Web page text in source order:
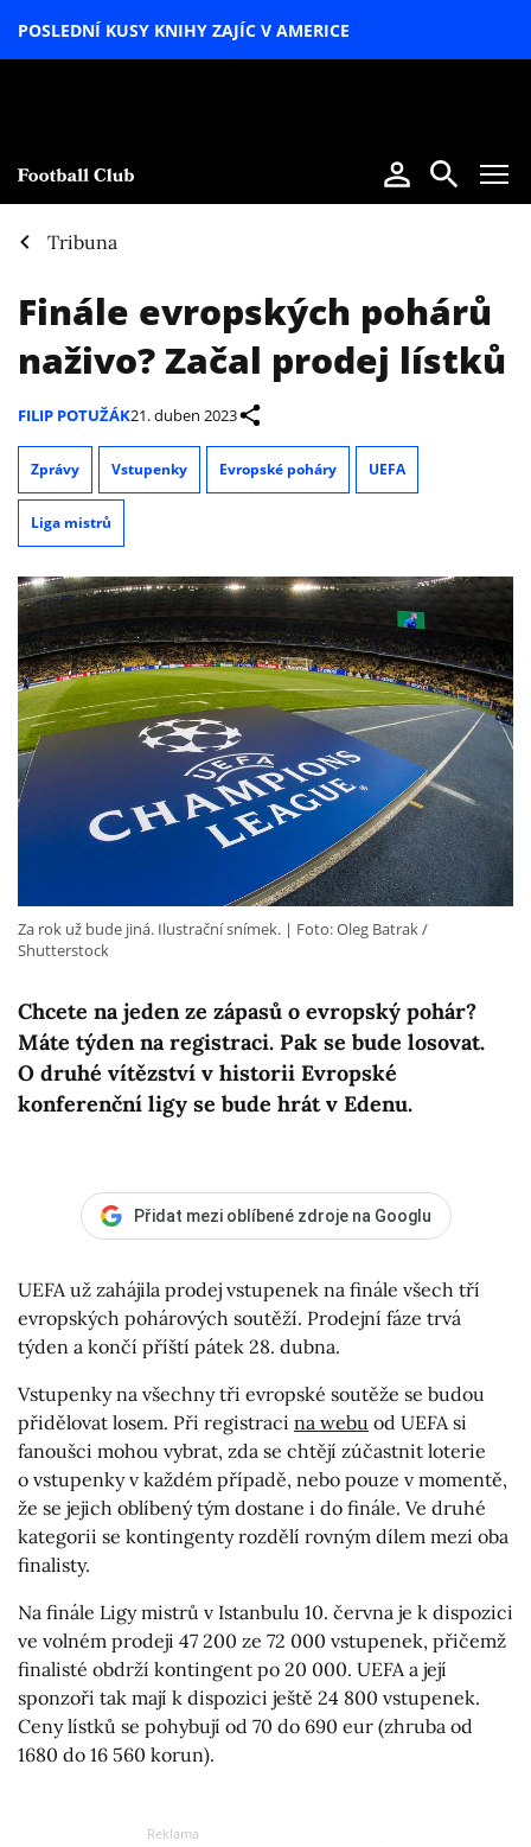
POSLEDNÍ KUSY KNIHY ZAJÍC V AMERICE
Tribuna
Finále evropských pohárů
naživo? Začal prodej lístků
FILIP POTUŽÁK21. duben 2023
Zprávy Vstupenky Evropské poháry UEFA
Liga mistrů
Chcete na jeden ze zápasů o evropský pohár?
Máte týden na registraci. Pak se bude losovat.
O druhé vítězství v historii Evropské
konferenční ligy se bude hrát v Edenu.
Za rok už bude jiná. Ilustrační snímek.
Foto: Oleg Batrak /
Shutterstock
Přidat mezi oblíbené zdroje na Googlu
UEFA už zahájila prodej vstupenek na finále všech tří
evropských pohárových soutěží. Prodejní fáze trvá
týden a končí příští pátek 28. dubna.
Vstupenky na všechny tři evropské soutěže se budou
přidělovat losem. Při registraci na webu od UEFA si
fanoušci mohou vybrat, zda se chtějí zúčastnit loterie
o vstupenky v každém případě, nebo pouze v momentě,
že se jejich oblíbený tým dostane i do finále. Ve druhé
kategorii se kontingenty rozdělí rovným dílem mezi oba
finalisty.
Na finále Ligy mistrů v Istanbulu 10. června je k dispozici
ve volném prodeji 47 200 ze 72 000 vstupenek, přičemž
finalisté obdrží kontingent po 20 000. UEFA a její
sponzoři tak mají k dispozici ještě 24 800 vstupenek.
Ceny lístků se pohybují od 70 do 690 eur (zhruba od
1680 do 16 560 korun).